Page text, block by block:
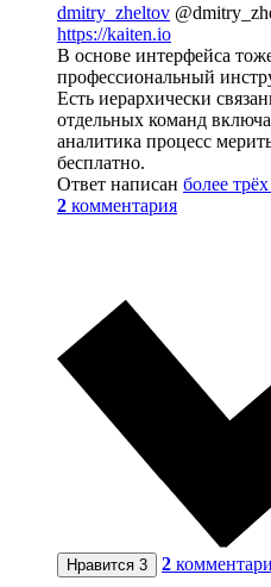
dmitry_zheltov
https://kaiten.io
В основе интерфейса
профессиональный
Есть иерархически
отдельных команд
аналитика процесс
бесплатно.
Ответ написан более
2 комментария
Нравится 3 2